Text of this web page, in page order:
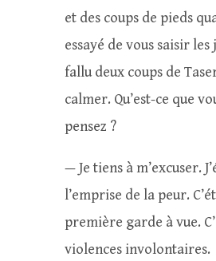
et des coups de pieds
essayé de vous saisir les
fallu deux coups de
calmer. Qu’est-ce que
pensez ?
— Je tiens à m’excuser.
l’emprise de la peur.
première garde à vue.
violences involontaires.